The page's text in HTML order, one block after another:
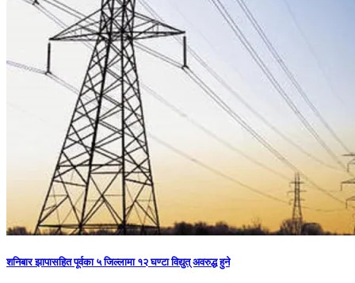
शनिबार झापासहित पूर्वका ५ जिल्लामा १२ घण्टा विद्युत् अवरुद्ध हुने